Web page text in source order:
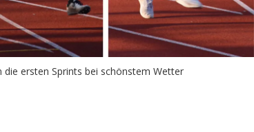
ersten Sprints bei schönstem Wetter